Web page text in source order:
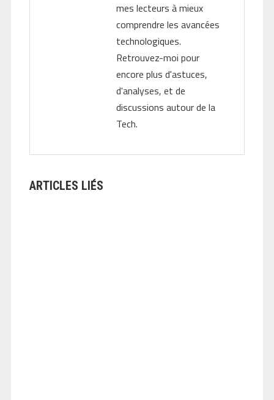
mes lecteurs à mieux
comprendre les avancées
technologiques.
Retrouvez-moi pour
encore plus d'astuces,
d'analyses, et de
discussions autour de la
Tech.
ARTICLES LIÉS